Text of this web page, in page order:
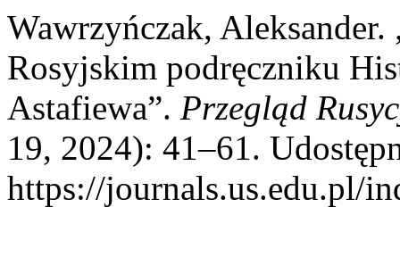
Wawrzyńczak,
Rosyjskim podręczniku
Astafiewa”. Przegląd
19, 2024): 41–61.
https://journals.us.edu.pl/